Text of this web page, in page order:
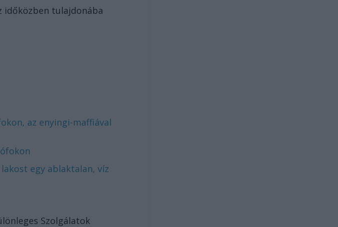
időközben tulajdonába
az enyingi-maffiával
egy ablaktalan, víz
Szolgálatok